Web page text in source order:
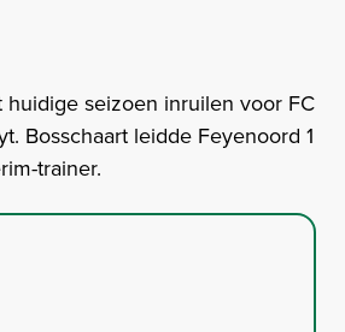
huidige seizoen inruilen voor FC
Bosschaart leidde Feyenoord 1
trainer.